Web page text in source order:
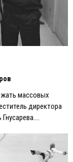
массовых
директора